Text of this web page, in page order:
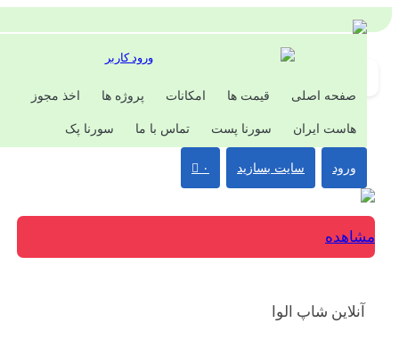
ورود کاربر
صفحه اصلی قیمت ها امکانات پروژه ها اخذ مجوز
هاست ایران سورنا پست تماس با ما سورنا پک
سایت بسازید ۰
شاپ الوا